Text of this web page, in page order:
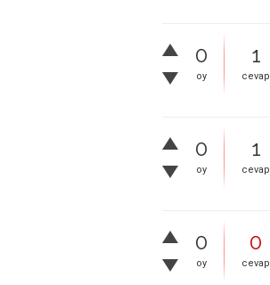
0
oy
1
cevap
0
oy
1
cevap
0
oy
0
cevap